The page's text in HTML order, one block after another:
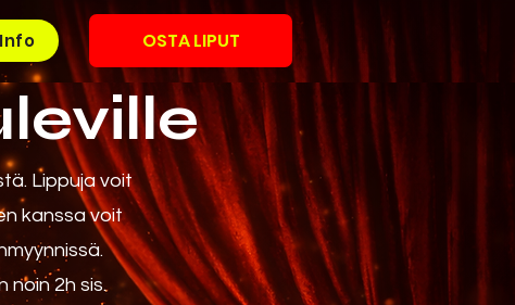
Info OSTA LIPUT
Lippuja voit
kanssa voit
noin 2h sis.